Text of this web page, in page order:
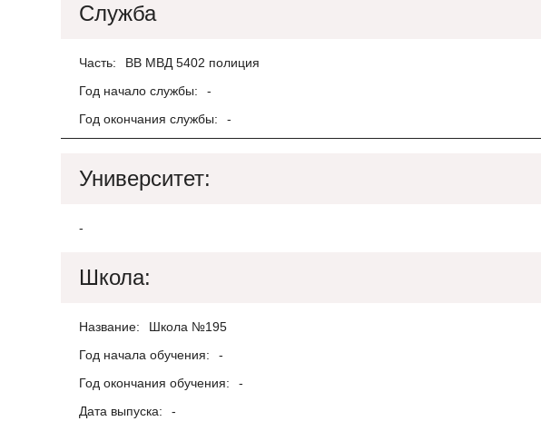
Служба
Часть:
ВВ МВД 5402 полиция
Год начало службы:
-
Год окончания службы:
-
Университет:
-
Школа:
Название:
Школа №195
Год начала обучения:
-
Год окончания обучения:
-
Дата выпуска:
-